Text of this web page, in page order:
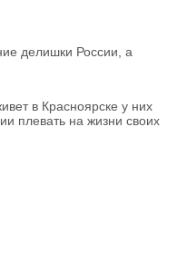
делишки России, а
в Красноярске у них
плевать на жизни своих